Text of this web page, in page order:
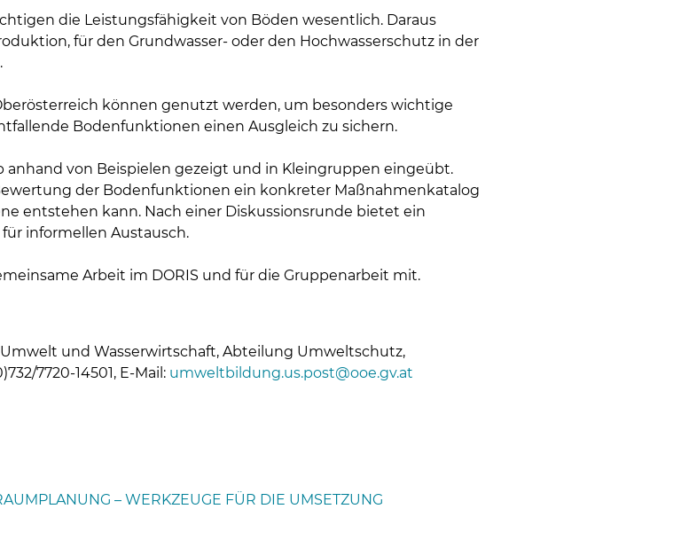
to main content
die Leistungsfähigkeit von Böden wesentlich. Daraus
für den Grundwasser- oder den Hochwasserschutz in der
können genutzt werden, um besonders wichtige
Bodenfunktionen einen Ausgleich zu sichern.
anhand von Beispielen gezeigt und in Kleingruppen eingeübt.
der Bodenfunktionen ein konkreter Maßnahmenkatalog
entstehen kann. Nach einer Diskussionsrunde bietet ein
informellen Austausch.
Arbeit im DORIS und für die Gruppenarbeit mit.
und Wasserwirtschaft, Abteilung Umweltschutz,
7720-14501, E-Mail: umweltbildung.us.post@ooe.gv.at
– WERKZEUGE FÜR DIE UMSETZUNG